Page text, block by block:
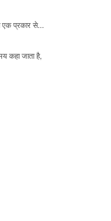
एक प्रकार से...
कहा जाता है,